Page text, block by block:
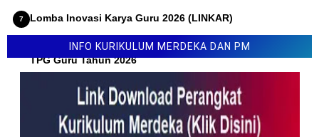
Lomba Inovasi Karya Guru 2026 (LINKAR)
Permendikdasmen Nomor 10 Tahun 2026 Tentang Juknis
TPG Guru Tahun 2026
INFO KURIKULUM MERDEKA DAN PM